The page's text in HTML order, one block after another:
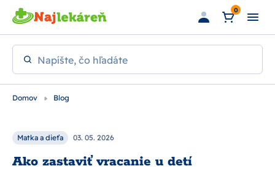
Preskočiť na hlavný obsah 0
Napíšte, čo hľadáte
Domov Blog
Matka a dieťa 03. 05. 2026
Ako zastaviť vracanie u detí